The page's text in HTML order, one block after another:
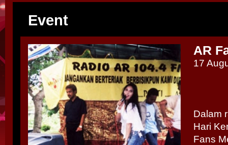
Event
AR
17
Dalam
Hari
Fans